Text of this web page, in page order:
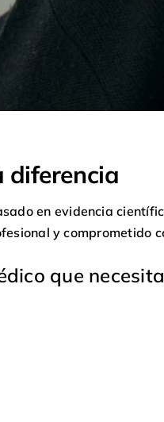
diferencia
en evidencia
y comprometido
que